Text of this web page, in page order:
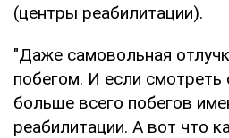
(центры реабилитации).
"Даже самовольная
побегом. И если смотреть
больше всего побегов
реабилитации. А вот что